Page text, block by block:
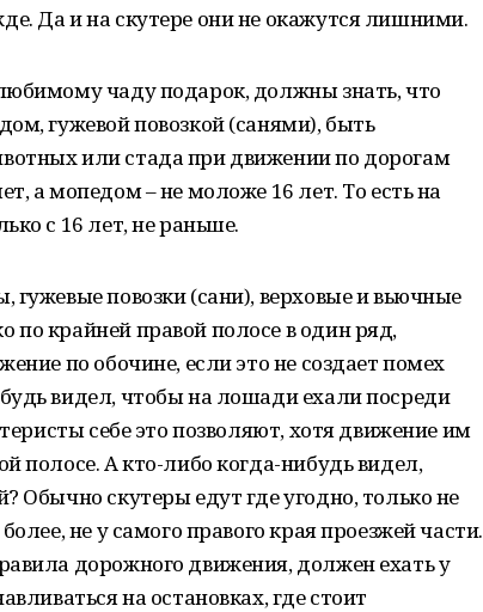
Да и на скутере они не окажутся лишними.
чаду подарок, должны знать, что
гужевой повозкой (санями), быть
или стада при движении по дорогам
а мопедом – не моложе 16 лет. То есть на
с 16 лет, не раньше.
повозки (сани), верховые и вьючные
крайней правой полосе в один ряд,
по обочине, если это не создает помех
видел, чтобы на лошади ехали посреди
себе это позволяют, хотя движение им
полосе. А кто-либо когда-нибудь видел,
Обычно скутеры едут где угодно, только не
не у самого правого края проезжей части.
дорожного движения, должен ехать у
на остановках, где стоит